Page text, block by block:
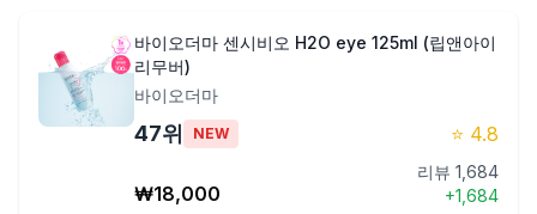
바이오더마 센시비오 H2O eye 125ml (립앤아이
리무버)
바이오더마
47위 NEW ⭐ 4.8
₩18,000
리뷰 1,684
+1,684